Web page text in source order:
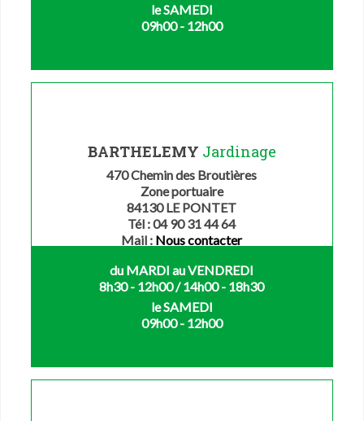
le SAMEDI
09h00 - 12h00
BARTHELEMY Jardinage
470 Chemin des Broutières
Zone portuaire
84130 LE PONTET
Tél : 04 90 31 44 64
Mail : Nous contacter
du MARDI au VENDREDI
8h30 - 12h00 / 14h00 - 18h30
le SAMEDI
09h00 - 12h00